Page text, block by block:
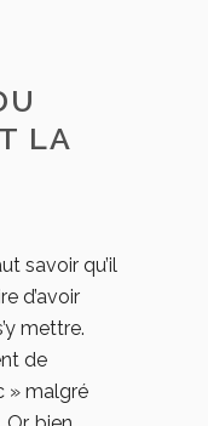
LA
savoir qu’il
d’avoir
mettre.
de
» malgré